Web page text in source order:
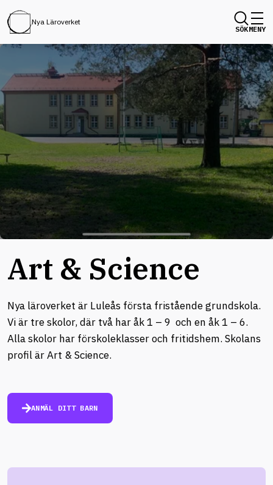
Nya Läroverket
SÖKMENY
Art & Science
Nya läroverket är Luleås första fristående grundskola.
Vi är tre skolor, där två har åk 1 – 9 och en åk 1 – 6.
Alla skolor har förskoleklasser och fritidshem. Skolans
profil är Art & Science.
ANMÄL DITT BARN